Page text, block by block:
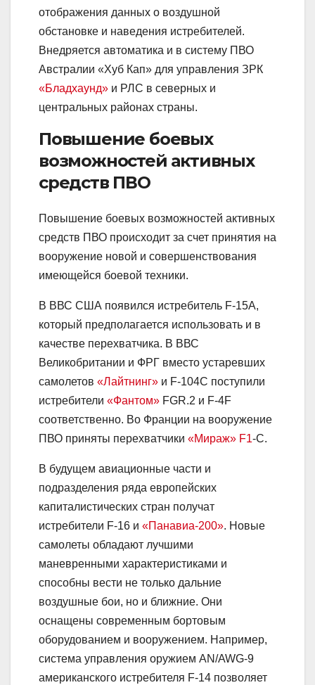
отображения данных о воздушной
обстановке и наведения истребителей.
Внедряется автоматика и в систему ПВО
Австралии «Хуб Кап» для управления ЗРК
«Бладхаунд» и РЛС в северных и
центральных районах страны.
Повышение боевых
возможностей активных
средств ПВО
Повышение боевых возможностей активных
средств ПВО происходит за счет принятия на
вооружение новой и совершенствования
имеющейся боевой техники.
В ВВС США появился истребитель F-15A,
который предполагается использовать и в
качестве перехватчика. В ВВС
Великобритании и ФРГ вместо устаревших
самолетов «Лайтнинг» и F-104C поступили
истребители «Фантом» FGR.2 и F-4F
соответственно. Во Франции на вооружение
ПВО приняты перехватчики «Мираж» F1-C.
В будущем авиационные части и
подразделения ряда европейских
капиталистических стран получат
истребители F-16 и «Панавиа-200». Новые
самолеты обладают лучшими
маневренными характеристиками и
способны вести не только дальние
воздушные бои, но и ближние. Они
оснащены современным бортовым
оборудованием и вооружением. Например,
система управления оружием AN/AWG-9
американского истребителя F-14 позволяет